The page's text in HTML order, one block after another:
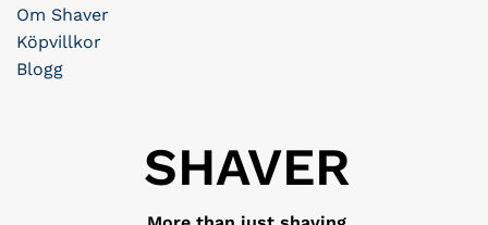
Om Shaver
Köpvillkor
Blogg
SHAVER